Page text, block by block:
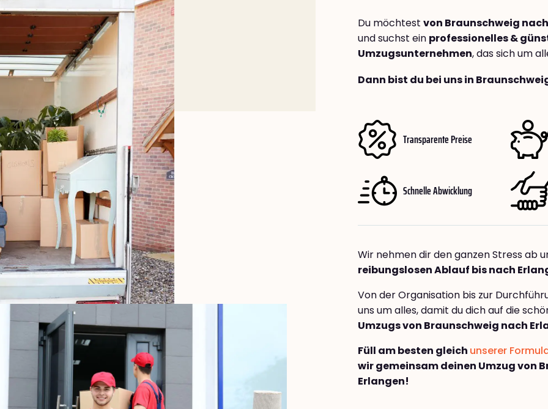
Du möchtest von Braunschweig
und suchst ein professionelles &
Umzugsunternehmen, das sich um
Dann bist du bei uns in
Transparente Preise
Schnelle Abwicklung
Wir nehmen dir den ganzen Stress ab
reibungslosen Ablauf bis nach
Von der Organisation bis zur
uns um alles, damit du dich auf die
Umzugs von Braunschweig nach
Füll am besten gleich unserer
wir gemeinsam deinen Umzug von
Erlangen!